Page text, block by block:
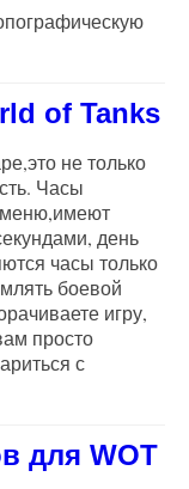
of Tanks
не только
Часы
день
часы только
боевой
игру,
просто
с
для WOT